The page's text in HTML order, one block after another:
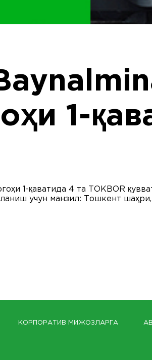
1-
1-қаватида 4 та ТОКBOR
учун манзил: Тошкент
КОРПОРАТИВ МИЖОЗЛАРГА